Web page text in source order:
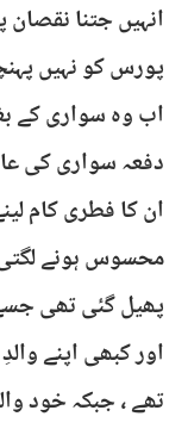
انہیں جتنا نقصان
پورس کو نہیں
اب وہ سواری کے
دفعہ سواری کی
ان کا فطری کام
محسوس ہونے
پھیل گئی تھی
اور کبھی اپنے
تھے ، جبکہ خود